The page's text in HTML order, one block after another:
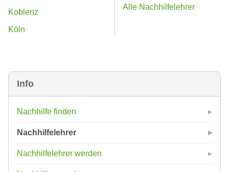
Info
Nachhilfe finden
Nachhilfelehrer
Nachhilfelehrer werden
Koblenz
Köln
Alle Nachhilfelehrer